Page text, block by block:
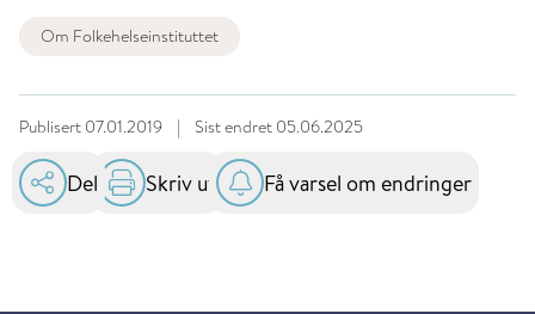
Om Folkehelseinstituttet
Publisert 07.01.2019 | Sist endret 05.06.2025
Del Skriv ut Få varsel om endringer